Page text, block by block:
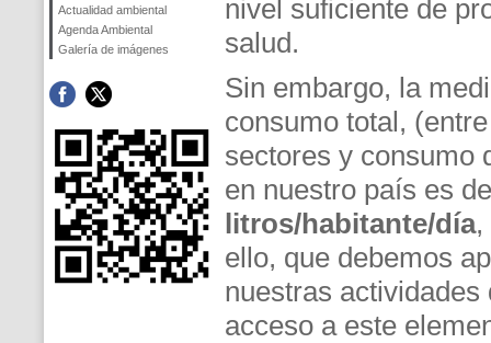
Actualidad ambiental
Agenda Ambiental
Galería de imágenes
nivel suficiente de
salud.
Sin embargo, la
consumo total,
sectores y consumo
en nuestro país es
litros/habitante/día,
ello, que debemos
nuestras
acceso a este